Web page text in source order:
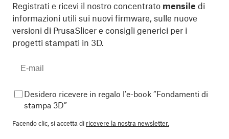
Registrati e ricevi il nostro concentrato mensile di
informazioni utili sui nuovi firmware, sulle nuove
versioni di PrusaSlicer e consigli generici per i
progetti stampati in 3D.
Desidero ricevere in regalo l'e-book “Fondamenti di
stampa 3D”
Facendo clic, si accetta di ricevere la nostra newsletter.